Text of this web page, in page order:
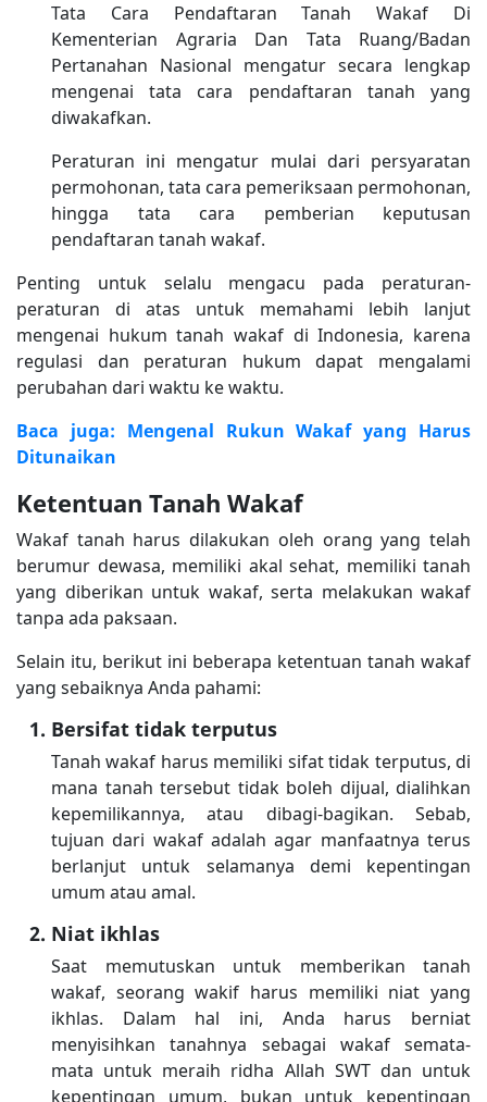
Tata Cara Pendaftaran Tanah Wakaf Di
Kementerian Agraria Dan Tata Ruang/Badan
Pertanahan Nasional mengatur secara lengkap
mengenai tata cara pendaftaran tanah yang
diwakafkan.
Peraturan ini mengatur mulai dari persyaratan
permohonan, tata cara pemeriksaan permohonan,
hingga tata cara pemberian keputusan
pendaftaran tanah wakaf.
Penting untuk selalu mengacu pada peraturan-
peraturan di atas untuk memahami lebih lanjut
mengenai hukum tanah wakaf di Indonesia, karena
regulasi dan peraturan hukum dapat mengalami
perubahan dari waktu ke waktu.
Baca juga: Mengenal Rukun Wakaf yang Harus
Ditunaikan
Ketentuan Tanah Wakaf
Wakaf tanah harus dilakukan oleh orang yang telah
berumur dewasa, memiliki akal sehat, memiliki tanah
yang diberikan untuk wakaf, serta melakukan wakaf
tanpa ada paksaan.
Selain itu, berikut ini beberapa ketentuan tanah wakaf
yang sebaiknya Anda pahami:
Bersifat tidak terputus
Tanah wakaf harus memiliki sifat tidak terputus, di
mana tanah tersebut tidak boleh dijual, dialihkan
kepemilikannya, atau dibagi-bagikan. Sebab,
tujuan dari wakaf adalah agar manfaatnya terus
berlanjut untuk selamanya demi kepentingan
umum atau amal.
Niat ikhlas
Saat memutuskan untuk memberikan tanah
wakaf, seorang wakif harus memiliki niat yang
ikhlas. Dalam hal ini, Anda harus berniat
menyisihkan tanahnya sebagai wakaf semata-
mata untuk meraih ridha Allah SWT dan untuk
kepentingan umum, bukan untuk kepentingan